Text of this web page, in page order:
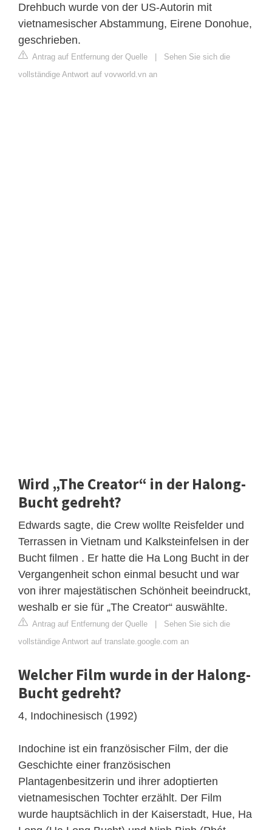
Drehbuch wurde von der US-Autorin mit
vietnamesischer Abstammung, Eirene Donohue,
geschrieben.
Antrag auf Entfernung der Quelle | Sehen Sie sich die
vollständige Antwort auf vovworld.vn an
Wird „The Creator“ in der Halong-
Bucht gedreht?
Edwards sagte, die Crew wollte Reisfelder und
Terrassen in Vietnam und Kalksteinfelsen in der
Bucht filmen . Er hatte die Ha Long Bucht in der
Vergangenheit schon einmal besucht und war
von ihrer majestätischen Schönheit beeindruckt,
weshalb er sie für „The Creator“ auswählte.
Antrag auf Entfernung der Quelle | Sehen Sie sich die
vollständige Antwort auf translate.google.com an
Welcher Film wurde in der Halong-
Bucht gedreht?
4, Indochinesisch (1992)
Indochine ist ein französischer Film, der die
Geschichte einer französischen
Plantagenbesitzerin und ihrer adoptierten
vietnamesischen Tochter erzählt. Der Film
wurde hauptsächlich in der Kaiserstadt, Hue, Ha